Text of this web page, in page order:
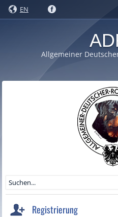
EN
Allgemeiner
Registrierung